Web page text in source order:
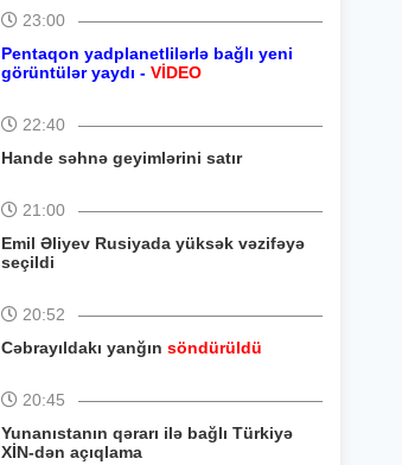
23:00
Pentaqon yadplanetlilərlə bağlı yeni
görüntülər yaydı - VİDEO
22:40
Hande səhnə geyimlərini satır
21:00
Emil Əliyev Rusiyada yüksək vəzifəyə
seçildi
20:52
Cəbrayıldakı yanğın söndürüldü
20:45
Yunanıstanın qərarı ilə bağlı Türkiyə
XİN-dən açıqlama